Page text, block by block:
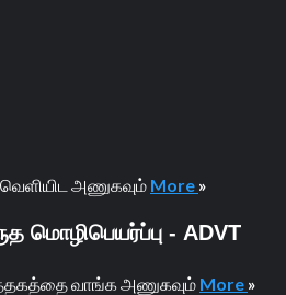
அணுகவும் More »
மொழிபெயர்ப்பு - ADVT
வாங்க அணுகவும் More »